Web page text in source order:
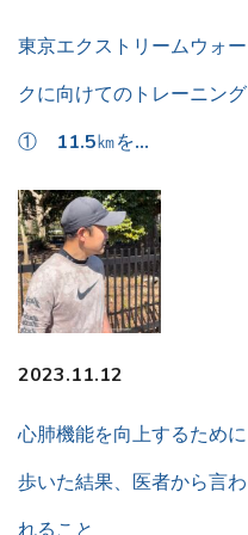
東京エクストリームウォー
クに向けてのトレーニング
① 11.5㎞を…
2023.11.12
心肺機能を向上するために
歩いた結果、医者から言わ